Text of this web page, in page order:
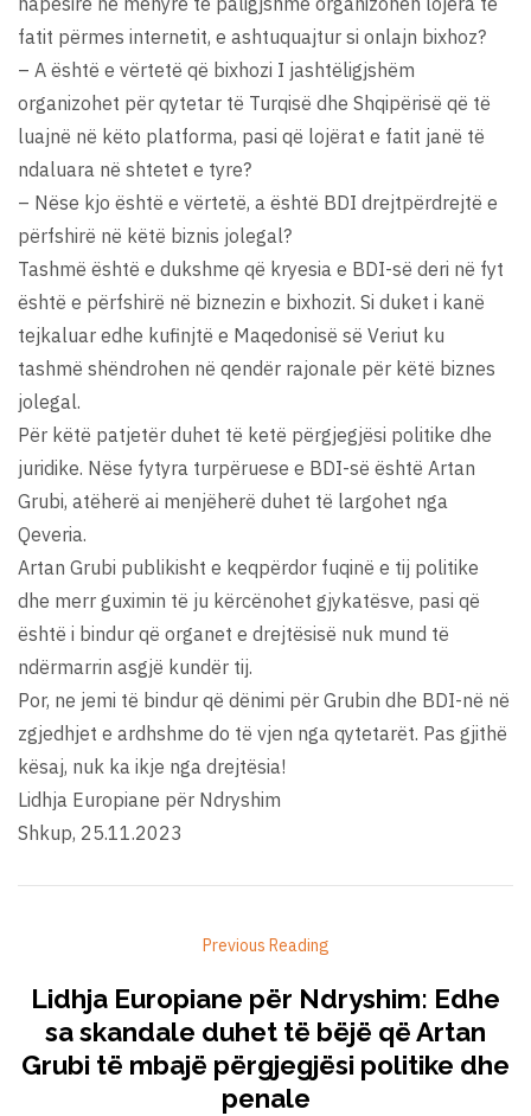
fatit përmes internetit, e ashtuquajtur si onlajn bixhoz?
– A është e vërtetë që bixhozi I jashtëligjshëm
organizohet për qytetar të Turqisë dhe Shqipërisë që të
luajnë në këto platforma, pasi që lojërat e fatit janë të
ndaluara në shtetet e tyre?
– Nëse kjo është e vërtetë, a është BDI drejtpërdrejtë e
përfshirë në këtë biznis jolegal?
Tashmë është e dukshme që kryesia e BDI-së deri në fyt
është e përfshirë në biznezin e bixhozit. Si duket i kanë
tejkaluar edhe kufinjtë e Maqedonisë së Veriut ku
tashmë shëndrohen në qendër rajonale për këtë biznes
jolegal.
Për këtë patjetër duhet të ketë përgjegjësi politike dhe
juridike. Nëse fytyra turpëruese e BDI-së është Artan
Grubi, atëherë ai menjëherë duhet të largohet nga
Qeveria.
Artan Grubi publikisht e keqpërdor fuqinë e tij politike
dhe merr guximin të ju kërcënohet gjykatësve, pasi që
është i bindur që organet e drejtësisë nuk mund të
ndërmarrin asgjë kundër tij.
Por, ne jemi të bindur që dënimi për Grubin dhe BDI-në në
zgjedhjet e ardhshme do të vjen nga qytetarët. Pas gjithë
kësaj, nuk ka ikje nga drejtësia!
Lidhja Europiane për Ndryshim
Shkup, 25.11.2023
Previous Reading
Lidhja Europiane për Ndryshim: Edhe
sa skandale duhet të bëjë që Artan
Grubi të mbajë përgjegjësi politike dhe
penale